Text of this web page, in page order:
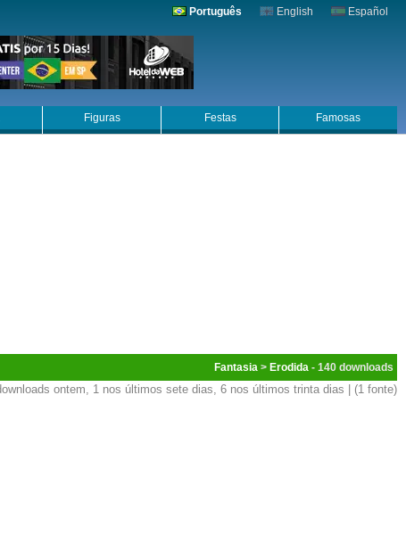
Português English Español
Figuras Festas Famosas
Fantasia > Erodida - 140
ontem, 1 nos últimos sete dias, 6 nos últimos trinta dias | (1 fonte)